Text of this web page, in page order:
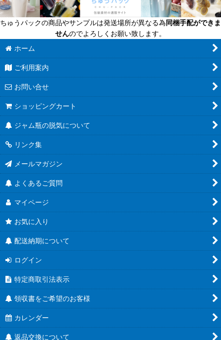
ちゅうパックの商品やサンプルは発送場所が異なる為同梱手配ができま
せんのでよろしくお願い致します。
ホーム
ご利用案内
お問い合せ
ショッピングカート
ジャム瓶の脱気について
リンク集
メールマガジン
よくあるご質問
マイページ
お気に入り
配送納期について
ログイン
特定商取引法表示
領収書をご希望のお客様
カレンダー
返品交換について